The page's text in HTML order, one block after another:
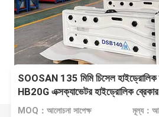
SOOSAN 135 মিমি চিসেল হাইড্রোলিক
HB20G এক্সক্যাভেটর হাইড্রোলিক ব্রেকার
MOQ：আলোচনা সাপেক্ষ মূল্য：